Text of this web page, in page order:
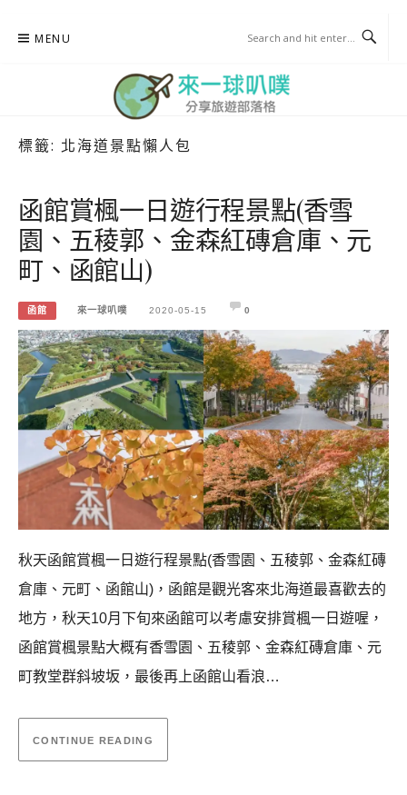
MENU
標籤: 北海道景點懶人包
函館賞楓一日遊行程景點(香雪
園、五稜郭、金森紅磚倉庫、元
町、函館山)
函館 來一球叭噗 2020-05-15 0
秋天函館賞楓一日遊行程景點(香雪園、五稜郭、金森紅磚
倉庫、元町、函館山)，函館是觀光客來北海道最喜歡去的
地方，秋天10月下旬來函館可以考慮安排賞楓一日遊喔，
函館賞楓景點大概有香雪園、五稜郭、金森紅磚倉庫、元
町教堂群斜坡坂，最後再上函館山看浪…
CONTINUE READING